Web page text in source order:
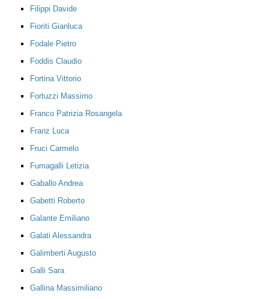
Filippi Davide
Fioriti Gianluca
Fodale Pietro
Foddis Claudio
Fortina Vittorio
Fortuzzi Massimo
Franco Patrizia Rosangela
Franz Luca
Fruci Carmelo
Fumagalli Letizia
Gaballo Andrea
Gabetti Roberto
Galante Emiliano
Galati Alessandra
Galimberti Augusto
Galli Sara
Gallina Massimiliano